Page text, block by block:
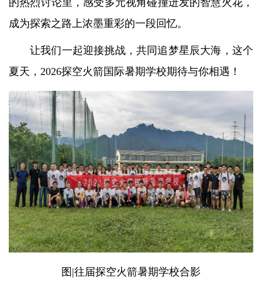
成为探索之路上浓墨重彩的一段回忆。
让我们一起迎接挑战，共同追梦星辰大海，这个
夏天，2026探空火箭国际暑期学校期待与你相遇！
图|往届探空火箭暑期学校合影